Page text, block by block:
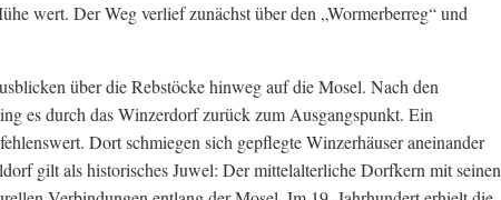
wert. Der Weg verlief zunächst über den „Wormerberreg“ und
über die Rebstöcke hinweg auf die Mosel. Nach den
es durch das Winzerdorf zurück zum Ausgangspunkt. Ein
Dort schmiegen sich gepflegte Winzerhäuser aneinander
gilt als historisches Juwel: Der mittelalterliche Dorfkern mit seinen